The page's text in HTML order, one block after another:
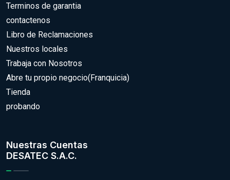
Terminos de garantia
contactenos
Libro de Reclamaciones
Nuestros locales
Trabaja con Nosotros
Abre tu propio negocio(Franquicia)
Tienda
probando
Nuestras Cuentas
DESATEC S.A.C.